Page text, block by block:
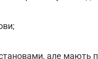
але мають